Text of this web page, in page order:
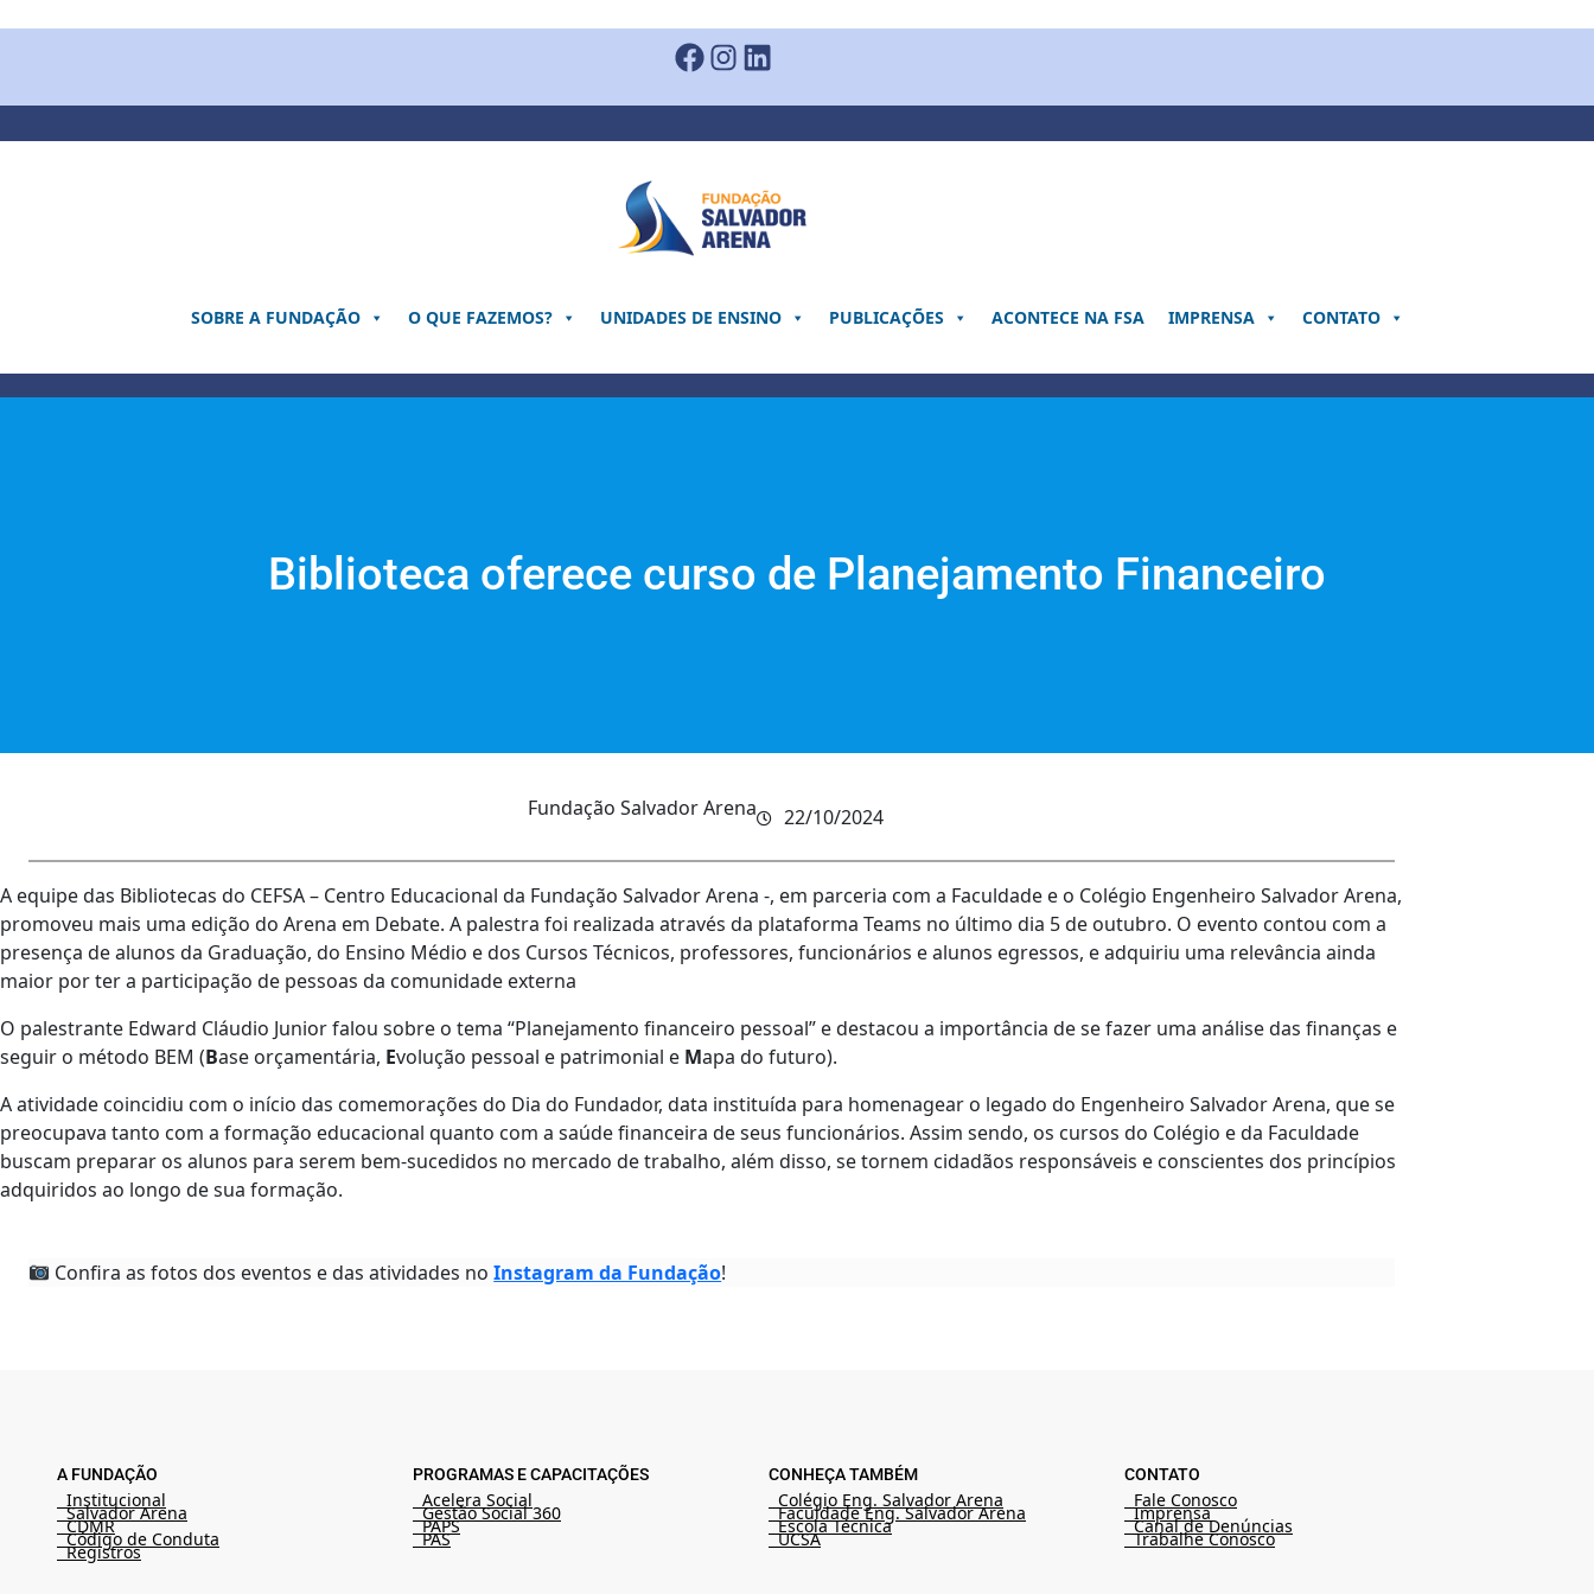
Facebook
Instagram
LinkedIn
SOBRE A FUNDAÇÃO O QUE FAZEMOS? UNIDADES DE ENSINO PUBLICAÇÕES ACONTECE NA FSA IMPRENSA CONTATO
Biblioteca oferece curso de Planejamento Financeiro
Fundação Salvador Arena 22/10/2024
A equipe das Bibliotecas do CEFSA – Centro Educacional da Fundação Salvador Arena -, em parceria com a Faculdade e o Colégio Engenheiro Salvador Arena,
promoveu mais uma edição do Arena em Debate. A palestra foi realizada através da plataforma Teams no último dia 5 de outubro. O evento contou com a
presença de alunos da Graduação, do Ensino Médio e dos Cursos Técnicos, professores, funcionários e alunos egressos, e adquiriu uma relevância ainda
maior por ter a participação de pessoas da comunidade externa
O palestrante Edward Cláudio Junior falou sobre o tema “Planejamento financeiro pessoal” e destacou a importância de se fazer uma análise das finanças e
seguir o método BEM (Base orçamentária, Evolução pessoal e patrimonial e Mapa do futuro).
A atividade coincidiu com o início das comemorações do Dia do Fundador, data instituída para homenagear o legado do Engenheiro Salvador Arena, que se
preocupava tanto com a formação educacional quanto com a saúde financeira de seus funcionários. Assim sendo, os cursos do Colégio e da Faculdade
buscam preparar os alunos para serem bem-sucedidos no mercado de trabalho, além disso, se tornem cidadãos responsáveis e conscientes dos princípios
adquiridos ao longo de sua formação.
Confira as fotos dos eventos e das atividades noInstagram da Fundação!
A FUNDAÇÃO
Institucional
Salvador Arena
CDMR
Código de Conduta
Registros
PROGRAMAS E CAPACITAÇÕES
Acelera Social
Gestão Social 360
PAPS
PAS
CONHEÇA TAMBÉM
Colégio Eng. Salvador Arena
Faculdade Eng. Salvador Arena
Escola Técnica
UCSA
CONTATO
Fale Conosco
Imprensa
Canal de Denúncias
Trabalhe Conosco